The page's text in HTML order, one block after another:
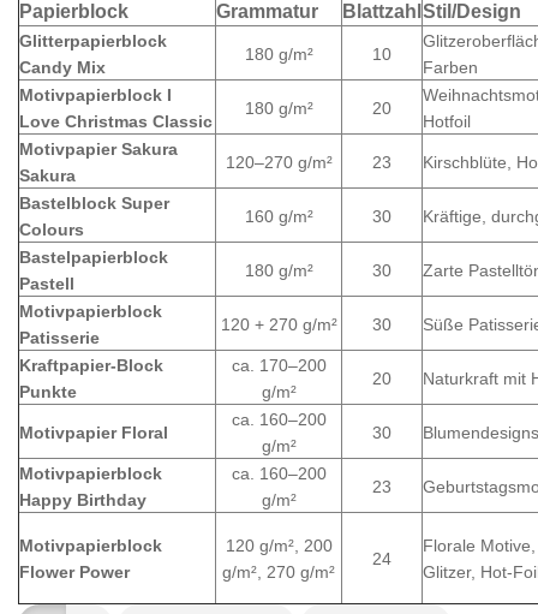
Papierblock Grammatur Blattzahl Stil/Design
Glitterpapierblock
Candy Mix
180 g/m² 10
Farben
Motivpapierblock I
Love Christmas Classic
180 g/m² 20
Hotfoil
Motivpapier Sakura
Sakura
120–270 g/m² 23 Kirschblüte,
Bastelblock Super
Colours
160 g/m² 30 Kräftige,
Bastelpapierblock
Pastell
180 g/m² 30 Zarte
Motivpapierblock
Patisserie
120 + 270 g/m² 30 Süße
Kraftpapier-Block
Punkte
ca. 170–200
g/m²
20 Naturkraft mit
Motivpapier Floral
ca. 160–200
g/m²
30 Blumendesigns
Motivpapierblock
Happy Birthday
ca. 160–200
g/m²
23
Motivpapierblock
Flower Power
120 g/m², 200
g/m², 270 g/m²
24
Florale
Glitzer, Hot-